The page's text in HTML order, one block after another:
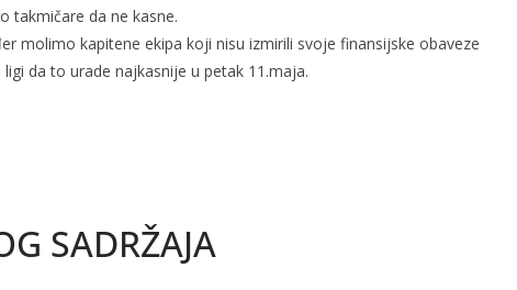
takmičare da ne kasne.
molimo kapitene ekipa koji nisu izmirili svoje finansijske obaveze
ligi da to urade najkasnije u petak 11.maja.
SADRŽAJA